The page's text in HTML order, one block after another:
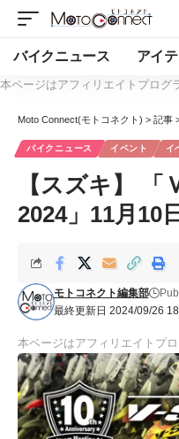
バイクニュース アイ
本ページはアフィリエイトプログ
Moto Connect(モトコネクト) > 記事
バイクニュース イベント イ
【スズキ】
2024」11月10
最終更新日 2024/09/26
モトコネクト編集部
本ページはアフィリエイトプ